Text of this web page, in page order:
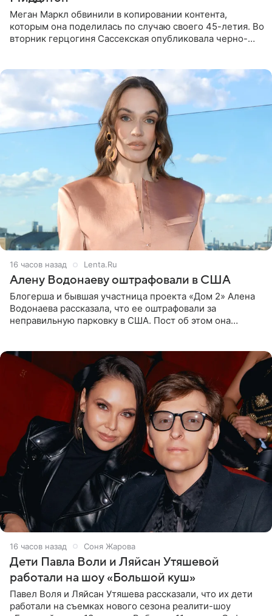
Меган Маркл обвинили в копировании контента,
которым она поделилась по случаю своего 45-летия. Во
вторник герцогиня Сассекская опубликовала черно-
16 часов назад Lenta.Ru
Алену Водонаеву оштрафовали в США
Блогерша и бывшая участница проекта «Дом 2» Алена
Водонаева рассказала, что ее оштрафовали за
неправильную парковку в США. Пост об этом она
16 часов назад Соня Жарова
Дети Павла Воли и Ляйсан Утяшевой
работали на шоу «Большой куш»
Павел Воля и Ляйсан Утяшева рассказали, что их дети
работали на съемках нового сезона реалити-шоу